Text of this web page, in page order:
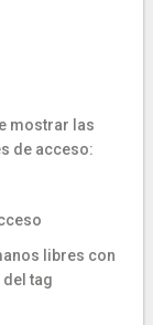
mostrar las
de acceso:
libres con
tag